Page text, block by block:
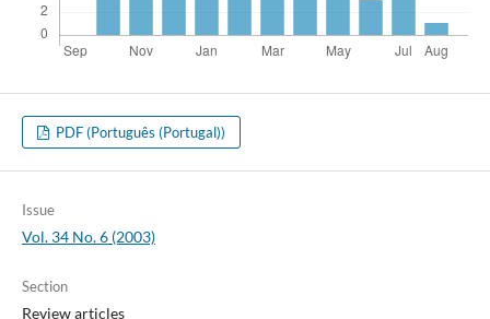
PDF (Português (Portugal))
Issue
Vol. 34 No. 6 (2003)
Section
Review articles